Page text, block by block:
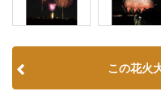
この花火